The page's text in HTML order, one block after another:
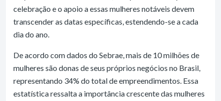
celebração e o apoio a essas mulheres notáveis devem
transcender as datas específicas, estendendo-se a cada
dia do ano.
De acordo com dados do Sebrae, mais de 10 milhões de
mulheres são donas de seus próprios negócios no Brasil,
representando 34% do total de empreendimentos. Essa
estatística ressalta a importância crescente das mulheres